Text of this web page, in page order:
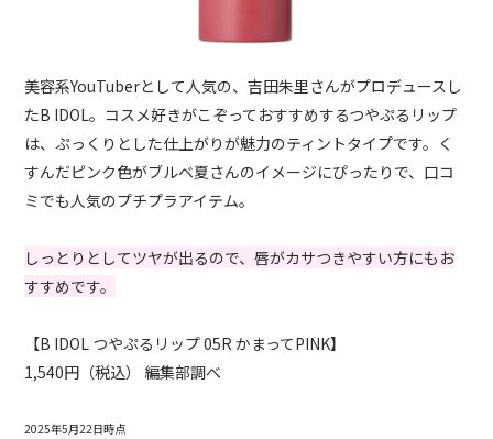
美容系YouTuberとして人気の、吉田朱里さんがプロデュースし
たB IDOL。コスメ好きがこぞっておすすめするつやぷるリップ
は、ぷっくりとした仕上がりが魅力のティントタイプです。く
すんだピンク色がブルベ夏さんのイメージにぴったりで、口コ
ミでも人気のプチプラアイテム。
しっとりとしてツヤが出るので、唇がカサつきやすい方にもお
すすめです。
【B IDOL つやぷるリップ 05R かまってPINK】
1,540円（税込） 編集部調べ
2025年5月22日時点